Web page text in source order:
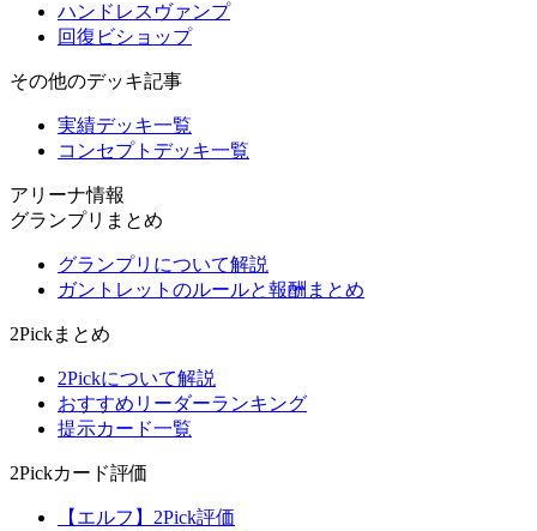
ハンドレスヴァンプ
回復ビショップ
その他のデッキ記事
実績デッキ一覧
コンセプトデッキ一覧
アリーナ情報
グランプリまとめ
グランプリについて解説
ガントレットのルールと報酬まとめ
2Pickまとめ
2Pickについて解説
おすすめリーダーランキング
提示カード一覧
2Pickカード評価
【エルフ】2Pick評価